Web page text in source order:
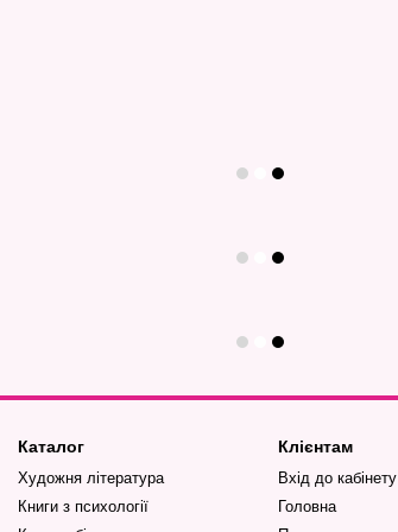
Каталог
Художня література
Книги з психології
Клієнтам
Вхід до кабінету
Головна